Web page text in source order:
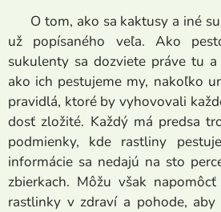
O tom, ako sa kaktusy a iné
už popísaného veľa. Ako
sukulenty sa dozviete práve tu
ako ich pestujeme my, nakoľko
pravidlá, ktoré by vyhovovali
dosť zložité. Každý má predsa
podmienky, kde rastliny
informácie sa nedajú na sto
zbierkach. Môžu však
rastlinky v zdraví a pohode,